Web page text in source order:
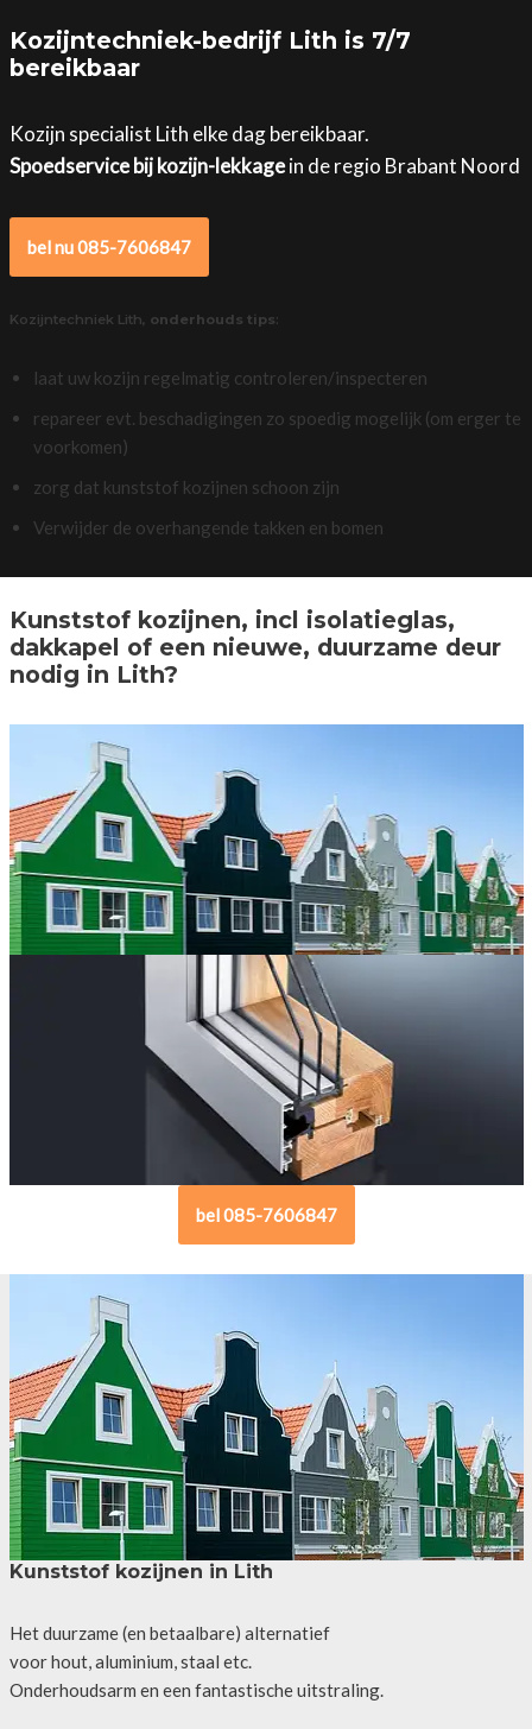
Kozijntechniek-bedrijf Lith is 7/7
bereikbaar
Kozijn specialist Lith elke dag bereikbaar.
Spoedservice bij kozijn-lekkagein de regio Brabant Noord
bel nu 085-7606847
Kozijntechniek Lith, onderhouds tips:
laat uw kozijn regelmatig controleren/inspecteren
repareer evt. beschadigingen zo spoedig mogelijk (om erger te
voorkomen)
zorg dat kunststof kozijnen schoon zijn
Verwijder de overhangende takken en bomen
Kunststof kozijnen, incl isolatieglas,
dakkapel of een nieuwe, duurzame deur
nodig in Lith?
bel 085-7606847
Kunststof kozijnen in Lith
Het duurzame (en betaalbare) alternatief
voor hout, aluminium, staal etc.
Onderhoudsarm en een fantastische uitstraling.